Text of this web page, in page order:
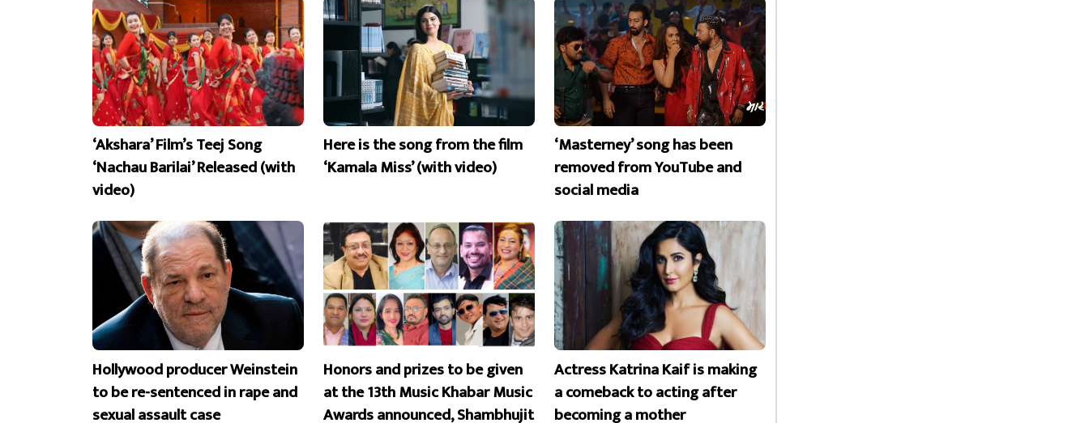
‘Akshara’ Film’s Teej Song
‘Nachau Barilai’ Released (with
video)
Here is the song from the film
‘Kamala Miss’ (with video)
‘Masterney’ song has been
removed from YouTube and
social media
Hollywood producer Weinstein
to be re-sentenced in rape and
sexual assault case
Honors and prizes to be given
at the 13th Music Khabar Music
Awards announced, Shambhujit
Actress Katrina Kaif is making
a comeback to acting after
becoming a mother